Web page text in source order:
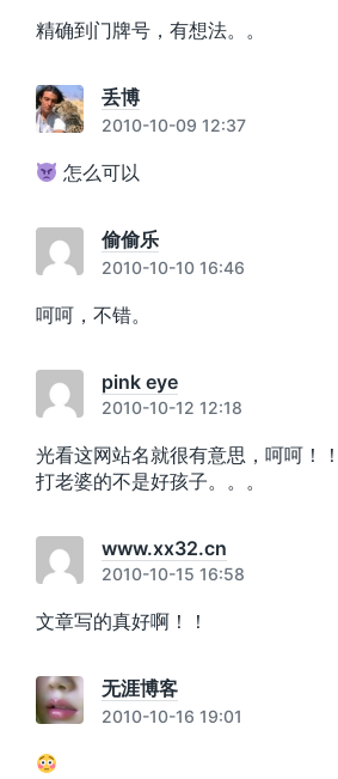
精确到门牌号，有想法。。
丢博
2010-10-09 12:37
怎么可以
偷偷乐
2010-10-10 16:46
呵呵，不错。
pink eye
2010-10-12 12:18
光看这网站名就很有意思，呵呵！！
打老婆的不是好孩子。。。
www.xx32.cn
2010-10-15 16:58
文章写的真好啊！！
无涯博客
2010-10-16 19:01